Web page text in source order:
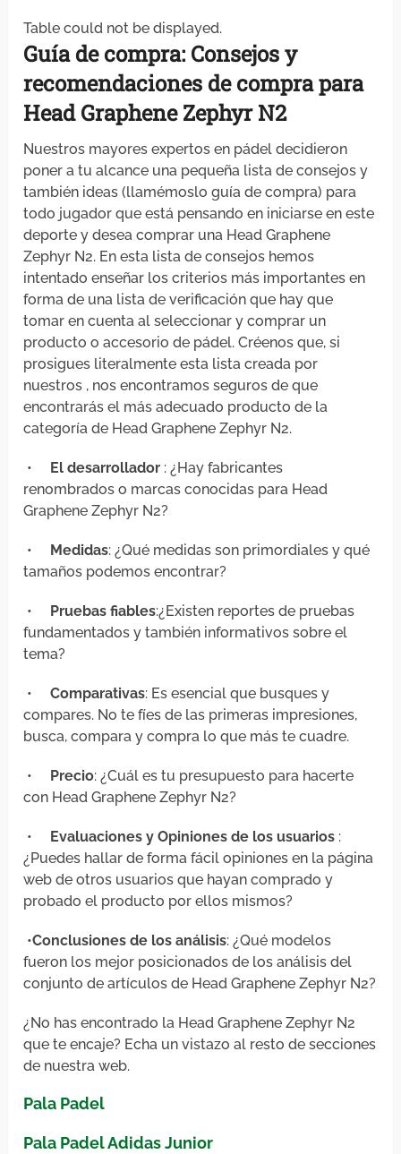
Table could not be displayed.
Guía de compra: Consejos y
recomendaciones de compra para
Head Graphene Zephyr N2
Nuestros mayores expertos en pádel decidieron
poner a tu alcance una pequeña lista de consejos y
también ideas (llamémoslo guía de compra) para
todo jugador que está pensando en iniciarse en este
deporte y desea comprar una Head Graphene
Zephyr N2. En esta lista de consejos hemos
intentado enseñar los criterios más importantes en
forma de una lista de verificación que hay que
tomar en cuenta al seleccionar y comprar un
producto o accesorio de pádel. Créenos que, si
prosigues literalmente esta lista creada por
nuestros , nos encontramos seguros de que
encontrarás el más adecuado producto de la
categoría de Head Graphene Zephyr N2.
• El desarrollador : ¿Hay fabricantes
renombrados o marcas conocidas para Head
Graphene Zephyr N2?
• Medidas: ¿Qué medidas son primordiales y qué
tamaños podemos encontrar?
• Pruebas fiables:¿Existen reportes de pruebas
fundamentados y también informativos sobre el
tema?
•Comparativas: Es esencial que busques y
compares. No te fíes de las primeras impresiones,
busca, compara y compra lo que más te cuadre.
• Precio: ¿Cuál es tu presupuesto para hacerte
con Head Graphene Zephyr N2?
• Evaluaciones y Opiniones de los usuarios :
¿Puedes hallar de forma fácil opiniones en la página
web de otros usuarios que hayan comprado y
probado el producto por ellos mismos?
•Conclusiones de los análisis: ¿Qué modelos
fueron los mejor posicionados de los análisis del
conjunto de artículos de Head Graphene Zephyr N2?
¿No has encontrado la Head Graphene Zephyr N2
que te encaje? Echa un vistazo al resto de secciones
de nuestra web.
Pala Padel
Pala Padel Adidas Junior